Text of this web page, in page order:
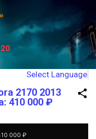
Select Language
2170 2013
410 000 ₽
000 ₽